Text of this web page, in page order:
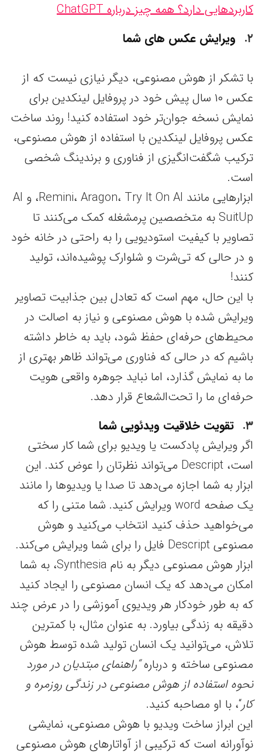
کاربردهایی دارد؟ همه چیز درباره ChatGPT
۲
ویرایش عکس های شما
با تشکر از هوش مصنوعی، دیگر نیازی نیست که از
عکس ۱۰ سال پیش خود در پروفایل لینکدین برای
نمایش نسخه جوان‌تر خود استفاده کنید! روند ساخت
عکس پروفایل لینکدین با استفاده از هوش مصنوعی،
ترکیب شگفت‌انگیزی از فناوری و برندینگ شخصی
است.
ابزارهایی مانند Remini، Aragon، Try It On AI، و AI
SuitUp به متخصصین پرمشغله کمک می‌کنند تا
تصاویر با کیفیت استودیویی را به راحتی در خانه خود
و در حالی که تی‌شرت و شلوارک پوشیده‌اند، تولید
کنند!
با این حال، مهم است که تعادل بین جذابیت تصاویر
ویرایش شده با هوش مصنوعی و نیاز به اصالت در
محیط‌های حرفه‌ای حفظ شود، باید به خاطر داشته
باشیم که در حالی که فناوری می‌تواند ظاهر بهتری از
ما به نمایش گذارد، اما نباید جوهره واقعی هویت
حرفه‌ای ما را تحت‌الشعاع قرار دهد.
۳
تقویت خلاقیت ویدئویی شما
اگر ویرایش پادکست یا ویدیو برای شما کار سختی
است، Descript می‌تواند نظرتان را عوض کند. این
ابزار به شما اجازه می‌دهد تا صدا یا ویدیوها را مانند
یک صفحه word ویرایش کنید. شما متنی را که
می‌خواهید حذف کنید انتخاب می‌کنید و هوش
مصنوعی Descript فایل را برای شما ویرایش می‌کند.
ابزار هوش مصنوعی دیگر به نام Synthesia، به شما
امکان می‌دهد که یک انسان مصنوعی را ایجاد کنید
که به طور خودکار هر ویدیوی آموزشی را در عرض چند
دقیقه به زندگی بیاورد. به عنوان مثال، با کمترین
تلاش، می‌توانید یک انسان تولید شده توسط هوش
مصنوعی ساخته و درباره“راهنمای مبتدیان در مورد
نحوه استفاده از هوش مصنوعی در زندگی روزمره و
کار“، با او مصاحبه کنید.
این ابراز ساخت ویدیو با هوش مصنوعی، نمایشی
نوآورانه است که ترکیبی از آواتارهای هوش مصنوعی